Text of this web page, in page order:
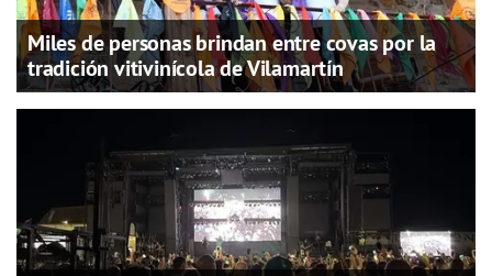
Miles de personas brindan entre covas por la
tradición vitivinícola de Vilamartín